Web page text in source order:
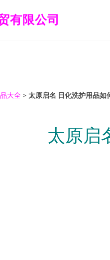
有限公司
大全 > 太原启名 日化洗护用品如
太原启